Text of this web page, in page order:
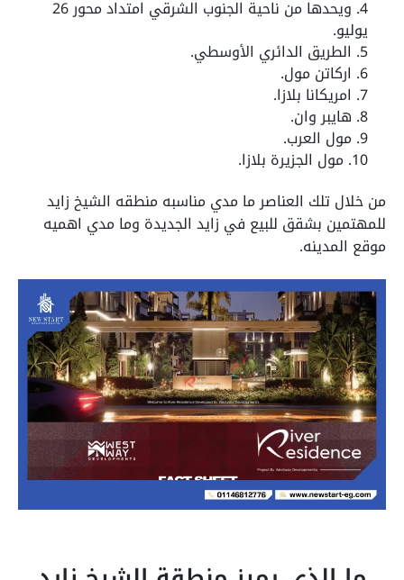
ويحدها من ناحية الجنوب الشرقي امتداد محور 26
يوليو.
الطريق الدائري الأوسطي.
اركاتن مول.
امريكانا بلازا.
هايبر وان.
مول العرب.
مول الجزيرة بلازا.
من خلال تلك العناصر ما مدي مناسبه منطقه الشيخ زايد
للمهتمين بشقق للبيع في زايد الجديدة وما مدي اهميه
موقع المدينه.